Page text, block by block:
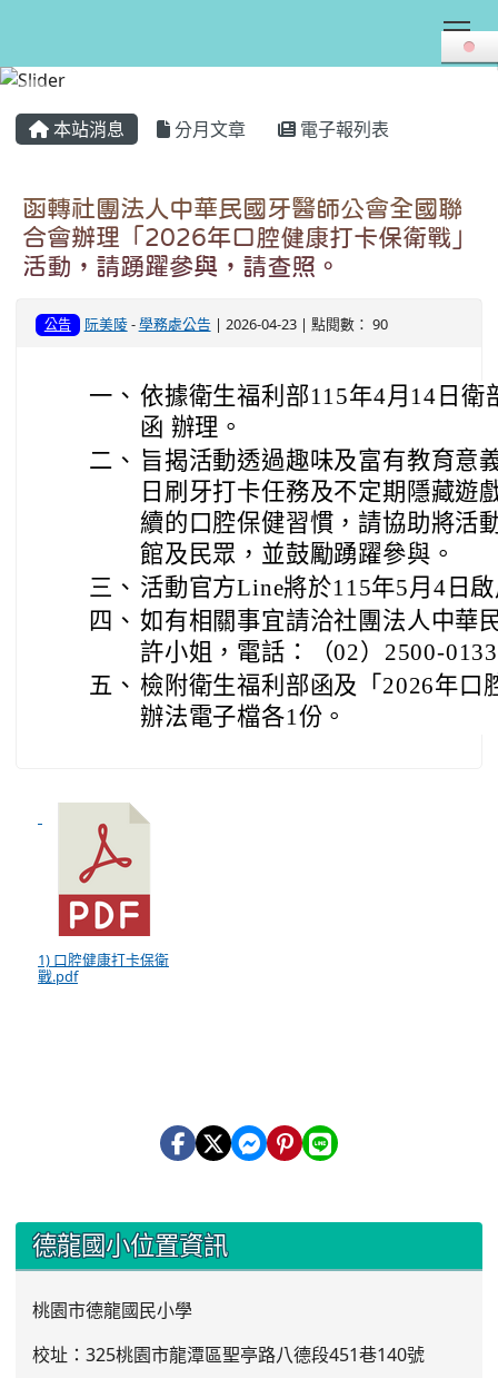
本站消息 分月文章 電子報列表
函轉社團法人中華民國牙醫師公會全國聯
合會辦理「2026年口腔健康打卡保衛戰」
活動，請踴躍參與，請查照。
公告 阮美陵-學務處公告 | 2026-04-23 | 點閱數： 90
一、 依據衛生福利部115年4月14日衛
函 辦理。
二、 旨揭活動透過趣味及富有教育意
日刷牙打卡任務及不定期隱藏遊
續的口腔保健習慣，請協助將活
館及民眾，並鼓勵踴躍參與。
三、 活動官方Line將於115年5月4日
四、 如有相關事宜請洽社團法人中華
許小姐，電話：（02）2500-
五、 檢附衛生福利部函及「2026年口
辦法電子檔各1份。
1) 口腔健康打卡保衛
戰.pdf
::: 德龍國小位置資訊
桃園市德龍國民小學
校址：325桃園市龍潭區聖亭路八德段451巷140號